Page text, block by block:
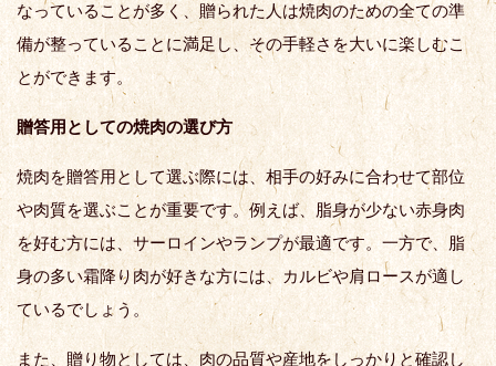
なっていることが多く、贈られた人は焼肉のための全ての準
備が整っていることに満足し、その手軽さを大いに楽しむこ
とができます。
贈答用としての焼肉の選び方
焼肉を贈答用として選ぶ際には、相手の好みに合わせて部位
や肉質を選ぶことが重要です。例えば、脂身が少ない赤身肉
を好む方には、サーロインやランプが最適です。一方で、脂
身の多い霜降り肉が好きな方には、カルビや肩ロースが適し
ているでしょう。
また、贈り物としては、肉の品質や産地をしっかりと確認し